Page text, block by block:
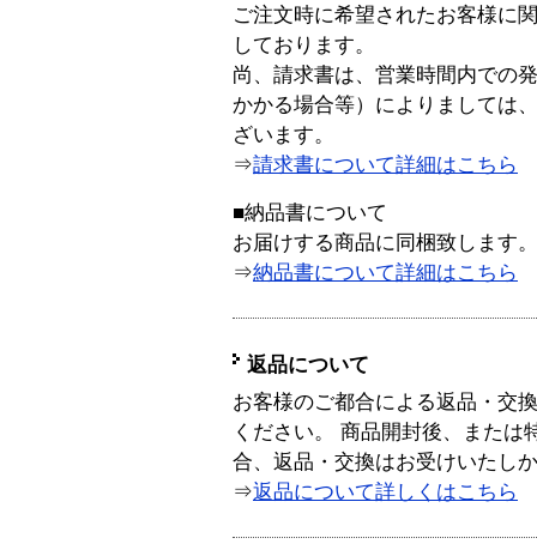
ご注文時に希望されたお客様に
しております。
尚、請求書は、営業時間内での
かかる場合等）によりましては
ざいます。
⇒請求書について詳細はこちら
■納品書について
お届けする商品に同梱致します。
⇒納品書について詳細はこちら
返品について
お客様のご都合による返品・交
ください。 商品開封後、または
合、返品・交換はお受けいたし
⇒返品について詳しくはこちら